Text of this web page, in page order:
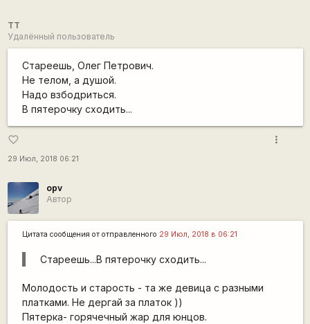
TT
Удалённый пользователь
Стареешь, Олег Петрович.
Не телом, а душой.
Надо взбодриться.
В пятерочку сходить...
favorite_border
29 Июл, 2018 06:21
more_vert
opv
Автор
Цитата сообщения от отправленного 29 Июл, 2018 в 06:21
Стареешь...В пятерочку сходить...
Молодость и старость - та же девица с разными
платками. Не дергай за платок ))
Пятерка- горячечный жар для юнцов.